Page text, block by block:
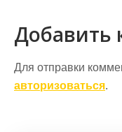
Добавить
Для отправки
авторизоваться.